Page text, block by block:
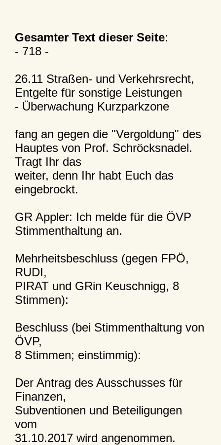
Gesamter Text dieser Seite:
- 718 -
26.11 Straßen- und Verkehrsrecht,
Entgelte für sonstige Leistungen
- Überwachung Kurzparkzone
fang an gegen die "Vergoldung" des
Hauptes von Prof. Schröcksnadel.
Tragt Ihr das
weiter, denn Ihr habt Euch das
eingebrockt.
GR Appler: Ich melde für die ÖVP
Stimmenthaltung an.
Mehrheitsbeschluss (gegen FPÖ,
RUDI,
PIRAT und GRin Keuschnigg, 8
Stimmen):
Beschluss (bei Stimmenthaltung von
ÖVP,
8 Stimmen; einstimmig):
Der Antrag des Ausschusses für
Finanzen,
Subventionen und Beteiligungen
vom
31.10.2017 wird angenommen.